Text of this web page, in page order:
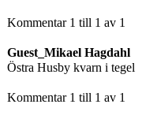
Kommentar 1 till 1 av 1
Guest_Mikael Hagdahl
Östra Husby kvarn i tegel
Kommentar 1 till 1 av 1